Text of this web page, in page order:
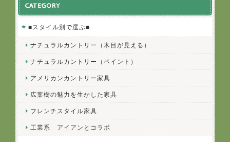
CATEGORY
■スタイル別で選ぶ■
ナチュラルカントリー（木目が見える）
ナチュラルカントリー（ペイント）
アメリカンカントリー家具
広葉樹の魅力を生かした家具
フレンチスタイル家具
工業系 アイアンとコラボ